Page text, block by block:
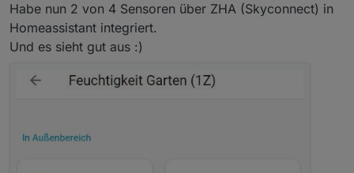
Habe nun 2 von 4 Sensoren über ZHA (Skyconnect) in
Homeassistant integriert.
Und es sieht gut aus :)